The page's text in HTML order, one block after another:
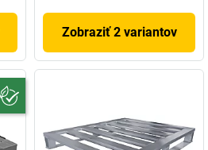
Zobraziť 2 variantov